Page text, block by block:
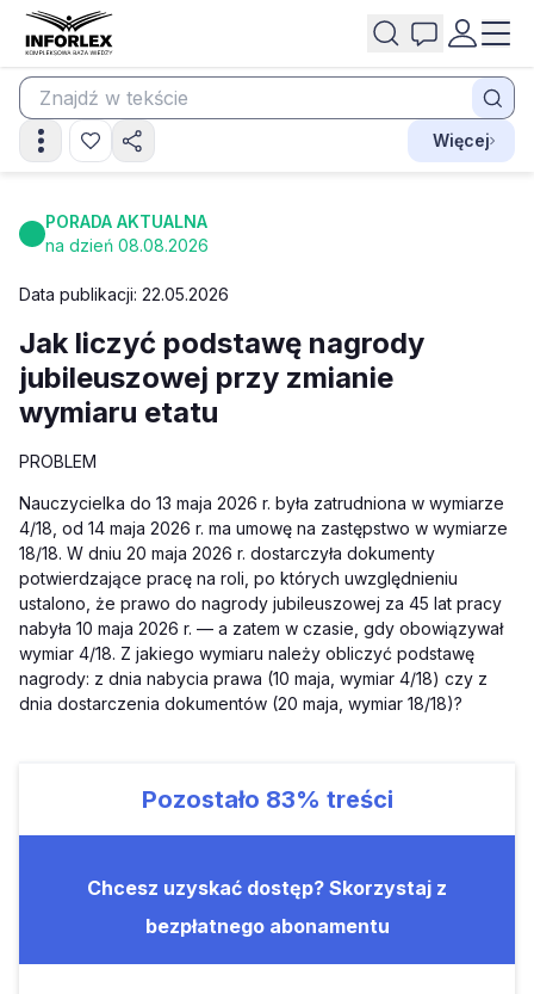
Więcej
PORADA AKTUALNA
na dzień 08.08.2026
Data publikacji: 22.05.2026
Jak liczyć podstawę nagrody
jubileuszowej przy zmianie
wymiaru etatu
PROBLEM
Nauczycielka do 13 maja 2026 r. była zatrudniona w wymiarze
4/18, od 14 maja 2026 r. ma umowę na zastępstwo w wymiarze
18/18. W dniu 20 maja 2026 r. dostarczyła dokumenty
potwierdzające pracę na roli, po których uwzględnieniu
ustalono, że prawo do nagrody jubileuszowej za 45 lat pracy
nabyła 10 maja 2026 r. — a zatem w czasie, gdy obowiązywał
wymiar 4/18. Z jakiego wymiaru należy obliczyć podstawę
nagrody: z dnia nabycia prawa (10 maja, wymiar 4/18) czy z
dnia dostarczenia dokumentów (20 maja, wymiar 18/18)?
Pozostało 83% treści
Chcesz uzyskać dostęp? Skorzystaj z
bezpłatnego abonamentu